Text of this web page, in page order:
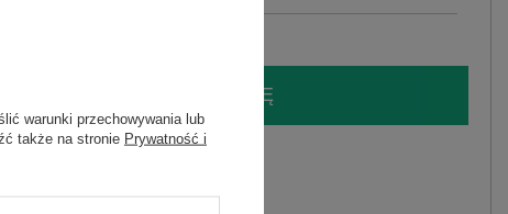
SIĘ I ZOBACZ CENĘ
warunki przechowywania lub
także na stronie Prywatność i